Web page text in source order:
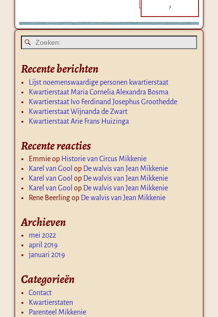
?
Recente berichten
Lijst noemenswaardige personen kwartierstaat
Kwartierstaat Maria Cornelia Alexandra Bosma
Kwartierstaat Ivo Ferdinand Josephus Groothedde
Kwartierstaat Wijnanda de Zwart
Kwartierstaat Arie Frans Huizinga
Recente reacties
Emmieop Historie van Circus Mikkenie
Karel van Gool op De walvis van Jean Mikkenie
Karel van Gool op De walvis van Jean Mikkenie
Karel van Gool op De walvis van Jean Mikkenie
Rene Beerlingop De walvis van Jean Mikkenie
Archieven
mei 2022
april 2019
januari 2019
Categorieën
Contact
Kwartierstaten
Parenteel Mikkenie